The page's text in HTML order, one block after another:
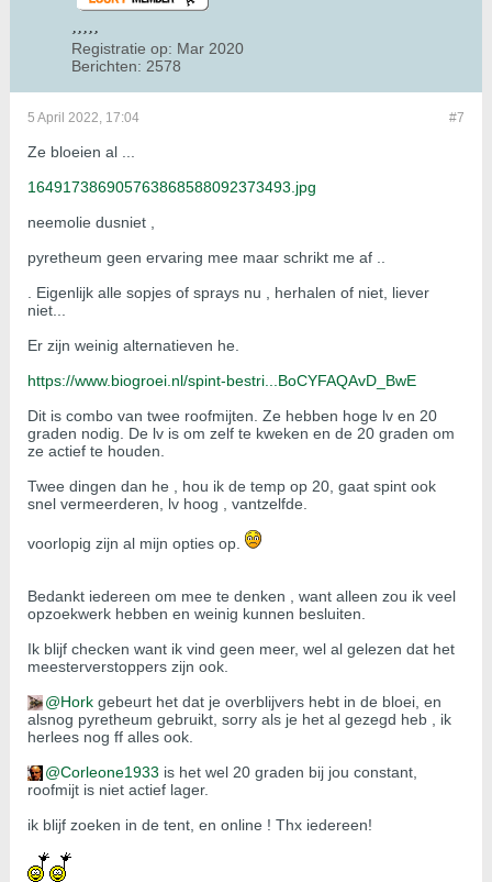
Registratie op: Mar 2020
Berichten: 2578
#7
5 April 2022, 17:04
Ze bloeien al ...
164917386905763868588092373493.jpg
neemolie dusniet ,
pyretheum geen ervaring mee maar schrikt me af ..
. Eigenlijk alle sopjes of sprays nu , herhalen of niet, liever
niet...
Er zijn weinig alternatieven he.
https://www.biogroei.nl/spint-bestri...BoCYFAQAvD_BwE
Dit is combo van twee roofmijten. Ze hebben hoge lv en 20
graden nodig. De lv is om zelf te kweken en de 20 graden om
ze actief te houden.
Twee dingen dan he , hou ik de temp op 20, gaat spint ook
snel vermeerderen, lv hoog , vantzelfde.
voorlopig zijn al mijn opties op.
Bedankt iedereen om mee te denken , want alleen zou ik veel
opzoekwerk hebben en weinig kunnen besluiten.
Ik blijf checken want ik vind geen meer, wel al gelezen dat het
meesterverstoppers zijn ook.
Hork gebeurt het dat je overblijvers hebt in de bloei, en
alsnog pyretheum gebruikt, sorry als je het al gezegd heb , ik
herlees nog ff alles ook.
Corleone1933 is het wel 20 graden bij jou constant,
roofmijt is niet actief lager.
ik blijf zoeken in de tent, en online ! Thx iedereen!